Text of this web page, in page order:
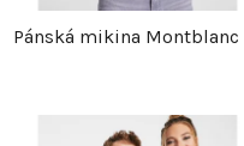
Pánská mikina Montblanc